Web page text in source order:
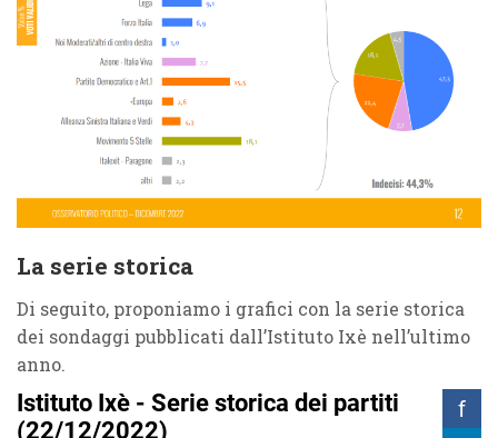
La serie storica
Di seguito, proponiamo i grafici con la serie storica
dei sondaggi pubblicati dall’Istituto Ixè nell’ultimo
anno.